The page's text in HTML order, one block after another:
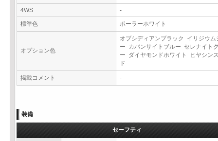
4WS
-
標準色
ポーラーホワイト
オプション色
オブシディアンブラック イリジウム
ー カバンサイトブルー セレナイト
ー ダイヤモンドホワイト ヒヤシン
ド
掲載コメント -
装備
セーフティ